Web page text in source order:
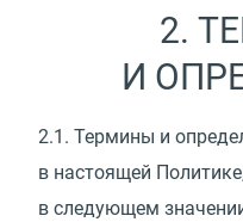
2.
И
2.1. Термины и
в настоящей
в следующем